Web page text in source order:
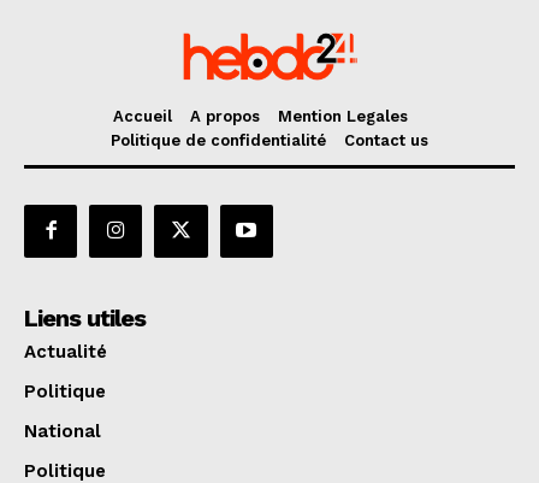
Accueil A propos
Mention Legales
Politique de confidentialité
Contact us
Liens utiles
Actualité
Politique
National
Politique